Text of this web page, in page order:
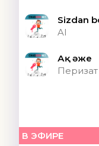
AI
Ақ әже
В ЭФИРЕ